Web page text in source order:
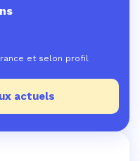
et selon profil
actuels